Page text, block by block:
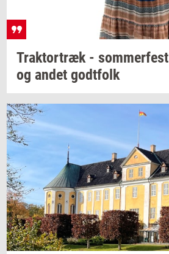
Trak­tor­træk- som­mer­fest
og andet godt­folk